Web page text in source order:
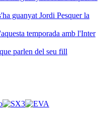
guanyat Jordi Pesquer la
parlen del seu fill